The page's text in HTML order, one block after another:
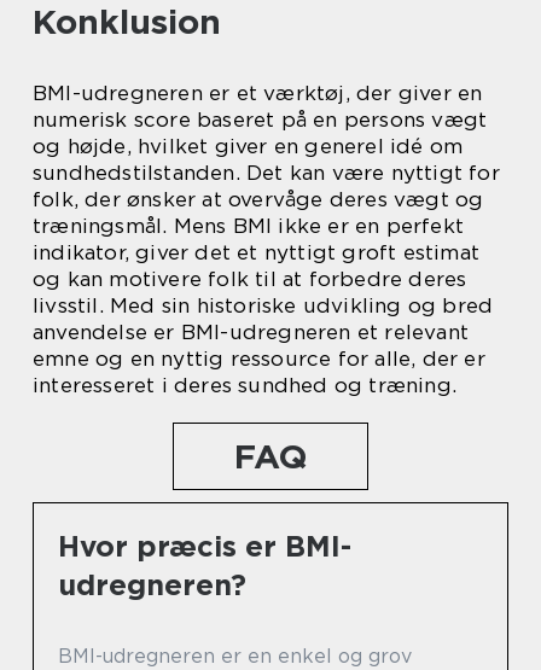
Konklusion
BMI-udregneren er et værktøj, der giver en
numerisk score baseret på en persons vægt
og højde, hvilket giver en generel idé om
sundhedstilstanden. Det kan være nyttigt for
folk, der ønsker at overvåge deres vægt og
træningsmål. Mens BMI ikke er en perfekt
indikator, giver det et nyttigt groft estimat
og kan motivere folk til at forbedre deres
livsstil. Med sin historiske udvikling og bred
anvendelse er BMI-udregneren et relevant
emne og en nyttig ressource for alle, der er
interesseret i deres sundhed og træning.
FAQ
Hvor præcis er BMI-
udregneren?
BMI-udregneren er en enkel og grov